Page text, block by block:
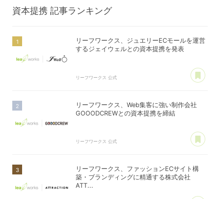
資本提携 記事ランキング
リーフワークス、ジュエリーECモールを運営
するジェイウェルとの資本提携を発表
リーフワークス 公式
リーフワークス、Web集客に強い制作会社
GOOODCREWとの資本提携を締結
リーフワークス 公式
リーフワークス、ファッションECサイト構
築・ブランディングに精通する株式会社
ATT...